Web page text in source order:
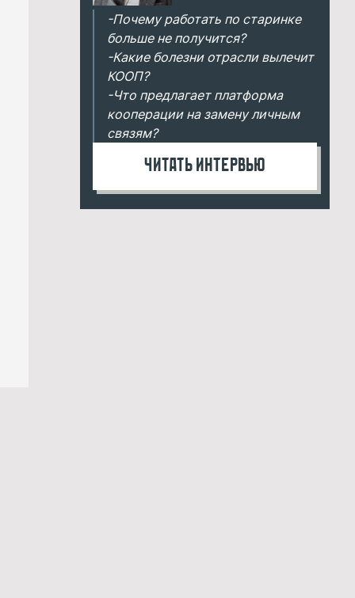
-Почему работать по старинке
больше не получится?
-Какие болезни отрасли вылечит
КООП?
-Что предлагает платформа
кооперации на замену личным
связям?
Читать интервью